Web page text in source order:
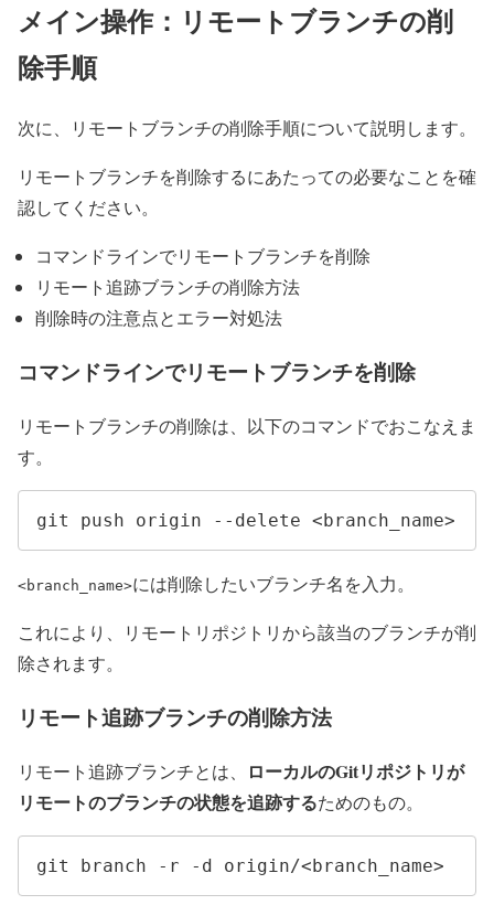
メイン操作：リモートブランチの削
除手順
次に、リモートブランチの削除手順について説明します。
リモートブランチを削除するにあたっての必要なことを確
認してください。
コマンドラインでリモートブランチを削除
リモート追跡ブランチの削除方法
削除時の注意点とエラー対処法
コマンドラインでリモートブランチを削除
リモートブランチの削除は、以下のコマンドでおこなえま
す。
git push origin --delete <branch_name>
<branch_name>には削除したいブランチ名を入力。
これにより、リモートリポジトリから該当のブランチが削
除されます。
リモート追跡ブランチの削除方法
リモート追跡ブランチとは、
ローカルのGitリポジトリが
リモートのブランチの状態を追跡するためのもの。
git branch -r -d origin/<branch_name>